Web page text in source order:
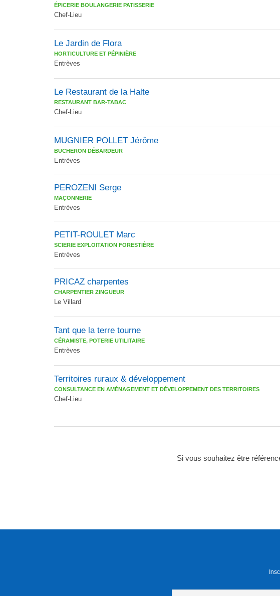
ÉPICERIE BOULANGERIE PATISSERIE
Chef-Lieu
Le Jardin de Flora
HORTICULTURE ET PÉPINIÈRE
Entrèves
Le Restaurant de la Halte
RESTAURANT BAR-TABAC
Chef-Lieu
MUGNIER POLLET Jérôme
BUCHERON DÉBARDEUR
Entrèves
PEROZENI Serge
MAÇONNERIE
Entrèves
PETIT-ROULET Marc
SCIERIE EXPLOITATION FORESTIÈRE
Entrèves
PRICAZ charpentes
CHARPENTIER ZINGUEUR
Le Villard
Tant que la terre tourne
CÉRAMISTE, POTERIE UTILITAIRE
Entrèves
Territoires ruraux & développement
CONSULTANCE EN AMÉNAGEMENT ET DÉVELOPPEMENT DES TERRITOIRES
Chef-Lieu
Si vous souhaitez être